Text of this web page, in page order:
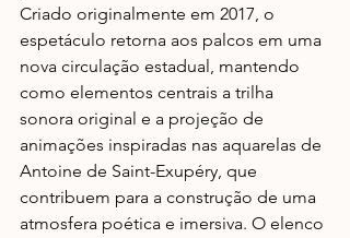
Criado originalmente em 2017, o
espetáculo retorna aos palcos em uma
nova circulação estadual, mantendo
como elementos centrais a trilha
sonora original e a projeção de
animações inspiradas nas aquarelas de
Antoine de Saint-Exupéry, que
contribuem para a construção de uma
atmosfera poética e imersiva. O elenco